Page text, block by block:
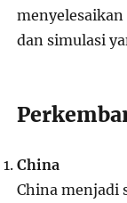
dan simulasi
China
China menjadi